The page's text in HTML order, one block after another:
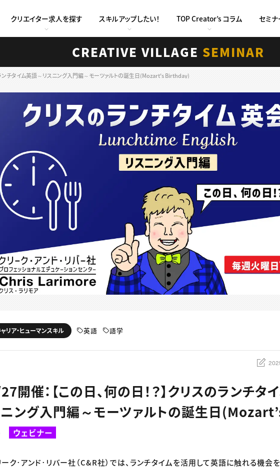
クリエイター求人を探す スキルアップしたい！ TOP Creator’s コラム セミ
CREATIVE VILLAGE SEMINAR
ランチタイム英語～リスニング入門編～モーツァルトの誕生日(Mozart's Birthday)
リア・ヒューマンスキル 英語 語学
開催：【この日、何の日！？】クリスのランチタ
ング入門編～モーツァルトの誕生日
ウェビナー
ーク･アンド･リバー社（C&R社）では、ランチタイムを活用して英語に触れる機会